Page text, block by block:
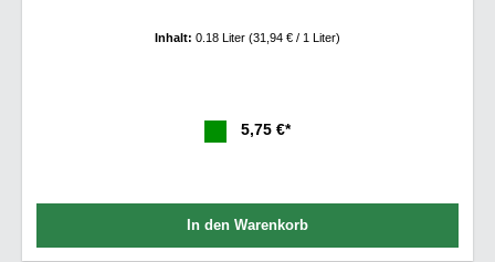
Inhalt: 0.18 Liter (31,94 € / 1 Liter)
5,75 €*
In den Warenkorb